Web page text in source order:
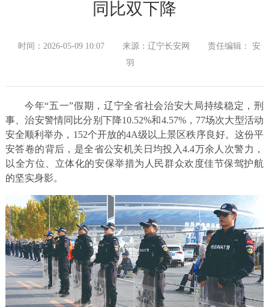
同比双下降
时间：2026-05-09 10:07 来源：辽宁长安网
责任编辑： 安
羽
今年“五一”假期，辽宁全省社会治安大局持续稳定，刑
事、治安警情同比分别下降10.52%和4.57%，77场次大型活动
安全顺利举办，152个开放的4A级以上景区秩序良好。这份平
安答卷的背后，是全省公安机关日均投入4.4万余人次警力，
以全方位、立体化的安保举措为人民群众欢度佳节保驾护航
的坚实身影。